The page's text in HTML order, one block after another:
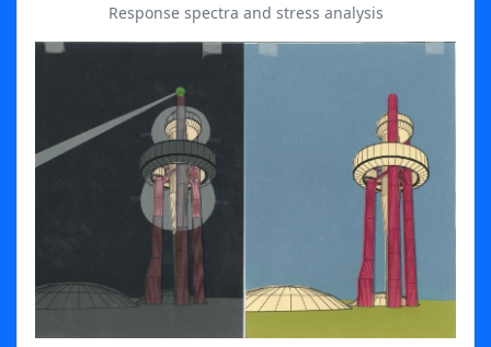
Response spectra and stress analysis